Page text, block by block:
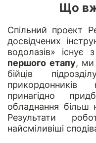
Що
Спільний проект
досвідчених
водолазів»
першого етапу, ми
бійців
принагідно
обладнання більш
Результати
найсміливіші